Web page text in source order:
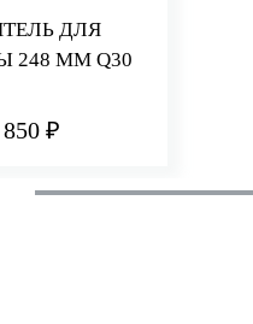
ДЛЯ
248 ММ Q30
₽